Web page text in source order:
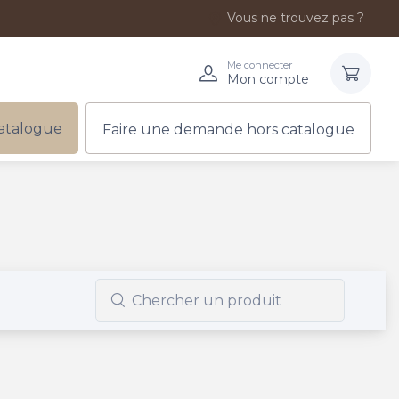
Vous ne trouvez pas ?
Me connecter
Mon compte
Faire une demande hors catalogue